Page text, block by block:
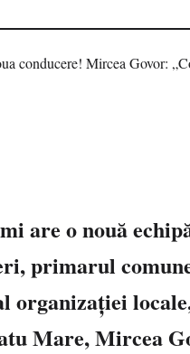
are o nouă
primarul
organizației
Mare, Mircea